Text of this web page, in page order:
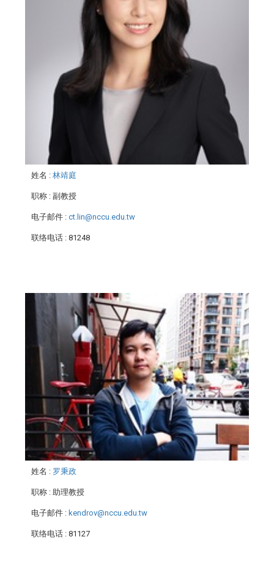
姓名 : 林靖庭
职称 : 副教授
电子邮件 : ct.lin@nccu.edu.tw
联络电话 : 81248
姓名 : 罗秉政
职称 : 助理教授
电子邮件 : kendrov@nccu.edu.tw
联络电话 : 81127